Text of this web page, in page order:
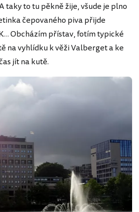
taky to tu pěkně žije, všude je plno
čepovaného piva přijde
Obcházím přístav, fotím typické
na vyhlídku k věži Valberget a ke
jít na kutě.